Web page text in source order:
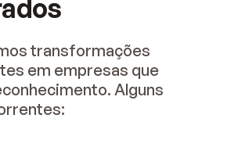
transformações
em empresas que
Alguns